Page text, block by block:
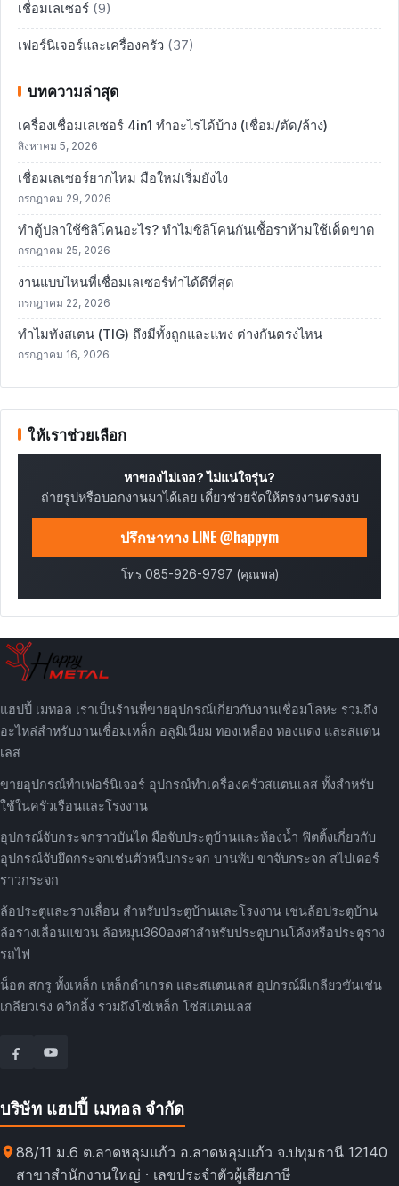
เชื่อมเลเซอร์ (9)
เฟอร์นิเจอร์และเครื่องครัว (37)
บทความล่าสุด
เครื่องเชื่อมเลเซอร์ 4in1 ทำอะไรได้บ้าง (เชื่อม/ตัด/ล้าง)
สิงหาคม 5, 2026
เชื่อมเลเซอร์ยากไหม มือใหม่เริ่มยังไง
กรกฎาคม 29, 2026
ทำตู้ปลาใช้ซิลิโคนอะไร? ทำไมซิลิโคนกันเชื้อราห้ามใช้เด็ดขาด
กรกฎาคม 25, 2026
งานแบบไหนที่เชื่อมเลเซอร์ทำได้ดีที่สุด
กรกฎาคม 22, 2026
ทำไมทังสเตน (TIG) ถึงมีทั้งถูกและแพง ต่างกันตรงไหน
กรกฎาคม 16, 2026
ให้เราช่วยเลือก
หาของไม่เจอ? ไม่แน่ใจรุ่น?
ถ่ายรูปหรือบอกงานมาได้เลย เดี๋ยวช่วยจัดให้ตรงงานตรงงบ
ปรึกษาทาง LINE @happym
โทร 085-926-9797 (คุณพล)
แฮปปี้ เมทอล เราเป็นร้านที่ขายอุปกรณ์เกี่ยวกับงานเชื่อมโลหะ รวมถึง
อะไหล่สำหรับงานเชื่อมเหล็ก อลูมิเนียม ทองเหลือง ทองแดง และสแตน
เลส
ขายอุปกรณ์ทำเฟอร์นิเจอร์ อุปกรณ์ทำเครื่องครัวสแตนเลส ทั้งสำหรับ
ใช้ในครัวเรือนและโรงงาน
อุปกรณ์จับกระจกราวบันได มือจับประตูบ้านและห้องน้ำ ฟิตติ้งเกี่ยวกับ
อุปกรณ์จับยึดกระจกเช่นตัวหนีบกระจก บานพับ ขาจับกระจก สไปเดอร์
ราวกระจก
ล้อประตูและรางเลื่อน สำหรับประตูบ้านและโรงงาน เช่นล้อประตูบ้าน
ล้อรางเลื่อนแขวน ล้อหมุน360องศาสำหรับประตูบานโค้งหรือประตูราง
รถไฟ
น็อต สกรู ทั้งเหล็ก เหล็กดำเกรด และสแตนเลส อุปกรณ์มีเกลียวขันเช่น
เกลียวเร่ง ควิกลิ้ง รวมถึงโซ่เหล็ก โซ่สแตนเลส
บริษัท แฮปปี้ เมทอล จำกัด
88/11 ม.6 ต.ลาดหลุมแก้ว อ.ลาดหลุมแก้ว จ.ปทุมธานี 12140
สาขาสำนักงานใหญ่ · เลขประจำตัวผู้เสียภาษี